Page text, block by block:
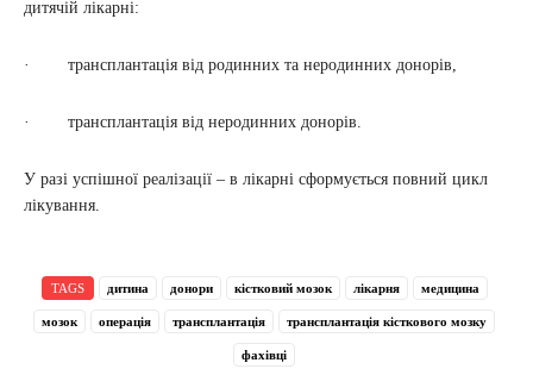
дитячій лікарні:
· трансплантація від родинних та неродинних донорів,
· трансплантація від неродинних донорів.
У разі успішної реалізації – в лікарні сформується повний цикл
лікування.
TAGS дитина донори кістковий мозок лікарня медицина
мозок операція трансплантація трансплантація кісткового мозку
фахівці